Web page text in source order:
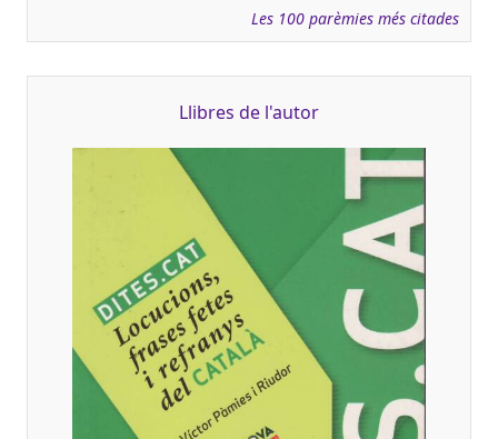
Les 100 parèmies més citades
Llibres de l'autor